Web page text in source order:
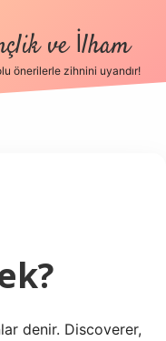
ve İlham
önerilerle zihnini uyandır!
denir. Discoverer,